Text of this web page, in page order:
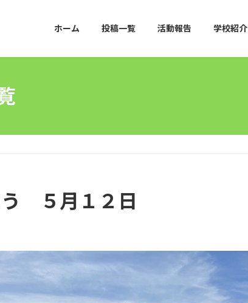
ホーム 投稿一覧 活動報告 学校紹介
う ５月１２日